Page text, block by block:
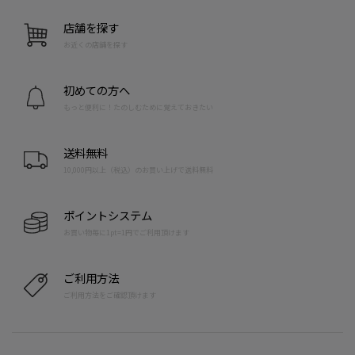
店舗を探す
お近くの店舗を探す
初めての方へ
もっと便利に！たのしむために覚えておきたい
送料無料
10,000円以上（税込）のお買い上げで送料無料
ポイントシステム
お買い物毎に1pt=1円でご利用頂けます
ご利用方法
ご利用方法をご確認頂けます